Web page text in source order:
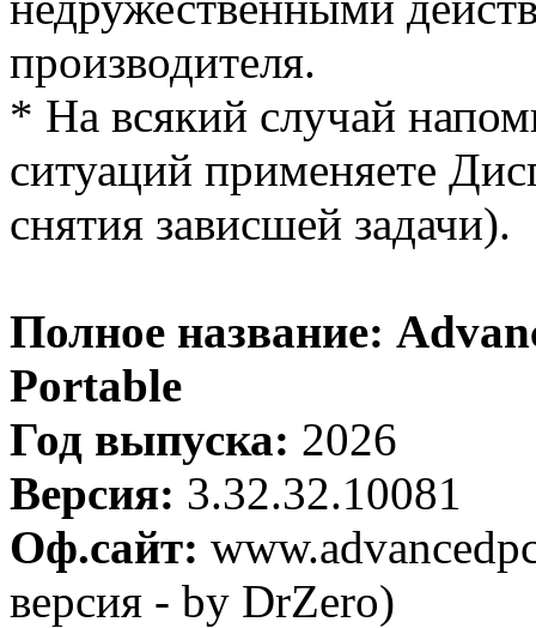
производителя.
* На всякий случай
ситуаций применяете
снятия зависшей задачи).
Полное название:
Portable
Год выпуска: 2026
Версия: 3.32.32.10081
Оф.сайт:
версия - by DrZero)